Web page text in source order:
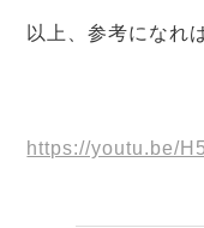
以上、参考になれ
https://youtu.be/